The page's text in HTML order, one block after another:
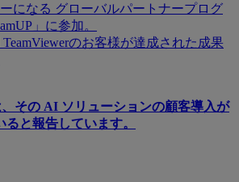
になる グローバルパートナープログ
」に参加。
TeamViewerのお客様が達成された成果
、その AI ソリューションの顧客導入が
と報告しています。